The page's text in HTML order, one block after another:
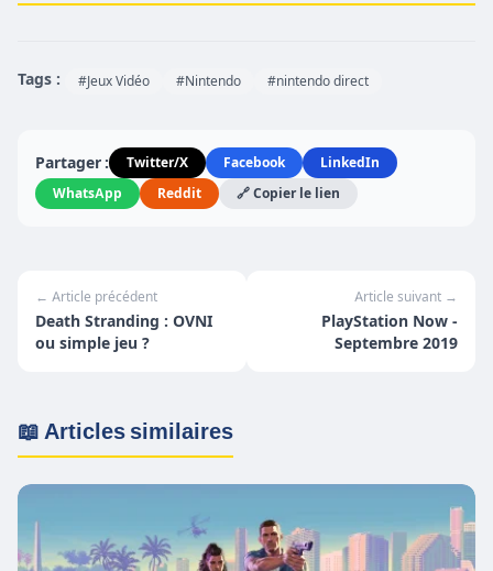
Tags : #Jeux Vidéo #Nintendo #nintendo direct
Partager : Twitter/X Facebook
LinkedIn
WhatsApp
Reddit 🔗 Copier le lien
← Article précédent
Death Stranding : OVNI
ou simple jeu ?
Article suivant →
PlayStation Now -
Septembre 2019
📖 Articles similaires